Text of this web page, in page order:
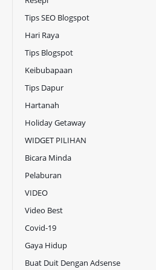
Tips SEO Blogspot
Hari Raya
Tips Blogspot
Keibubapaan
Tips Dapur
Hartanah
Holiday Getaway
WIDGET PILIHAN
Bicara Minda
Pelaburan
VIDEO
Video Best
Covid-19
Gaya Hidup
Buat Duit Dengan Adsense